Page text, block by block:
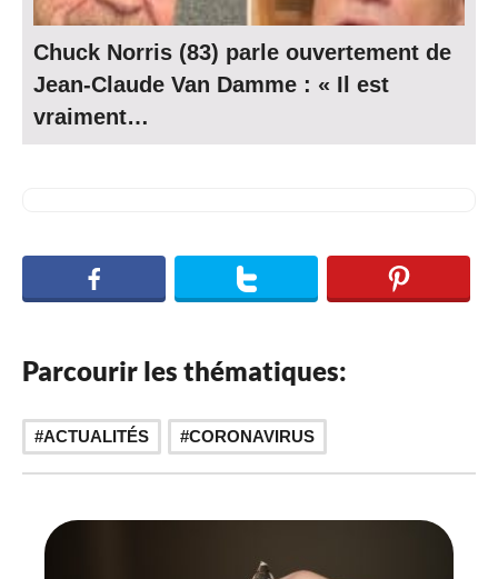
Chuck Norris (83) parle ouvertement de
Jean-Claude Van Damme : « Il est
vraiment…
Parcourir les thématiques:
ACTUALITÉS CORONAVIRUS